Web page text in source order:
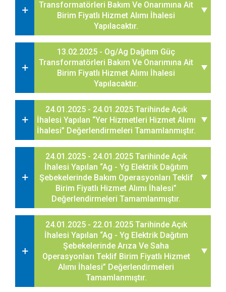
Transformatörleri Bakım Ve Onarımına Ait
Birim Fiyatlı Hizmet Alımı İhalesi
Yapılacaktır.
13.02.2025 - Og/Ag Dağıtım Güç
Transformatörleri Bakım Ve Onarımına Ait
Birim Fiyatlı Hizmet Alımı İhalesi
Yapılacaktır.
24.01.2025 - 24.01.2025 Tarihinde Açık
İhalesi Yapılan “Yer Hizmetleri Hizmet Alımı
İhalesi” Değerlendirmeleri Tamamlanmıştır.
24.01.2025 - 24.01.2025 Tarihinde Açık
İhalesi Yapılan “Ag - Yg Elektrik Dağıtım
Şebekelerinde Bakım Operasyonları Teklif
Birim Fiyatlı Hizmet Alımı İhalesi”
Değerlendirmeleri Tamamlanmıştır.
24.01.2025 - 22.01.2025 Tarihinde Açık
İhalesi Yapılan “Ag - Yg Elektrik Dağıtım
Şebekelerinde Arıza Ve Saha
Operasyonları Teklif Birim Fiyatlı Hizmet
Alımı İhalesi” Değerlendirmeleri
Tamamlanmıştır.